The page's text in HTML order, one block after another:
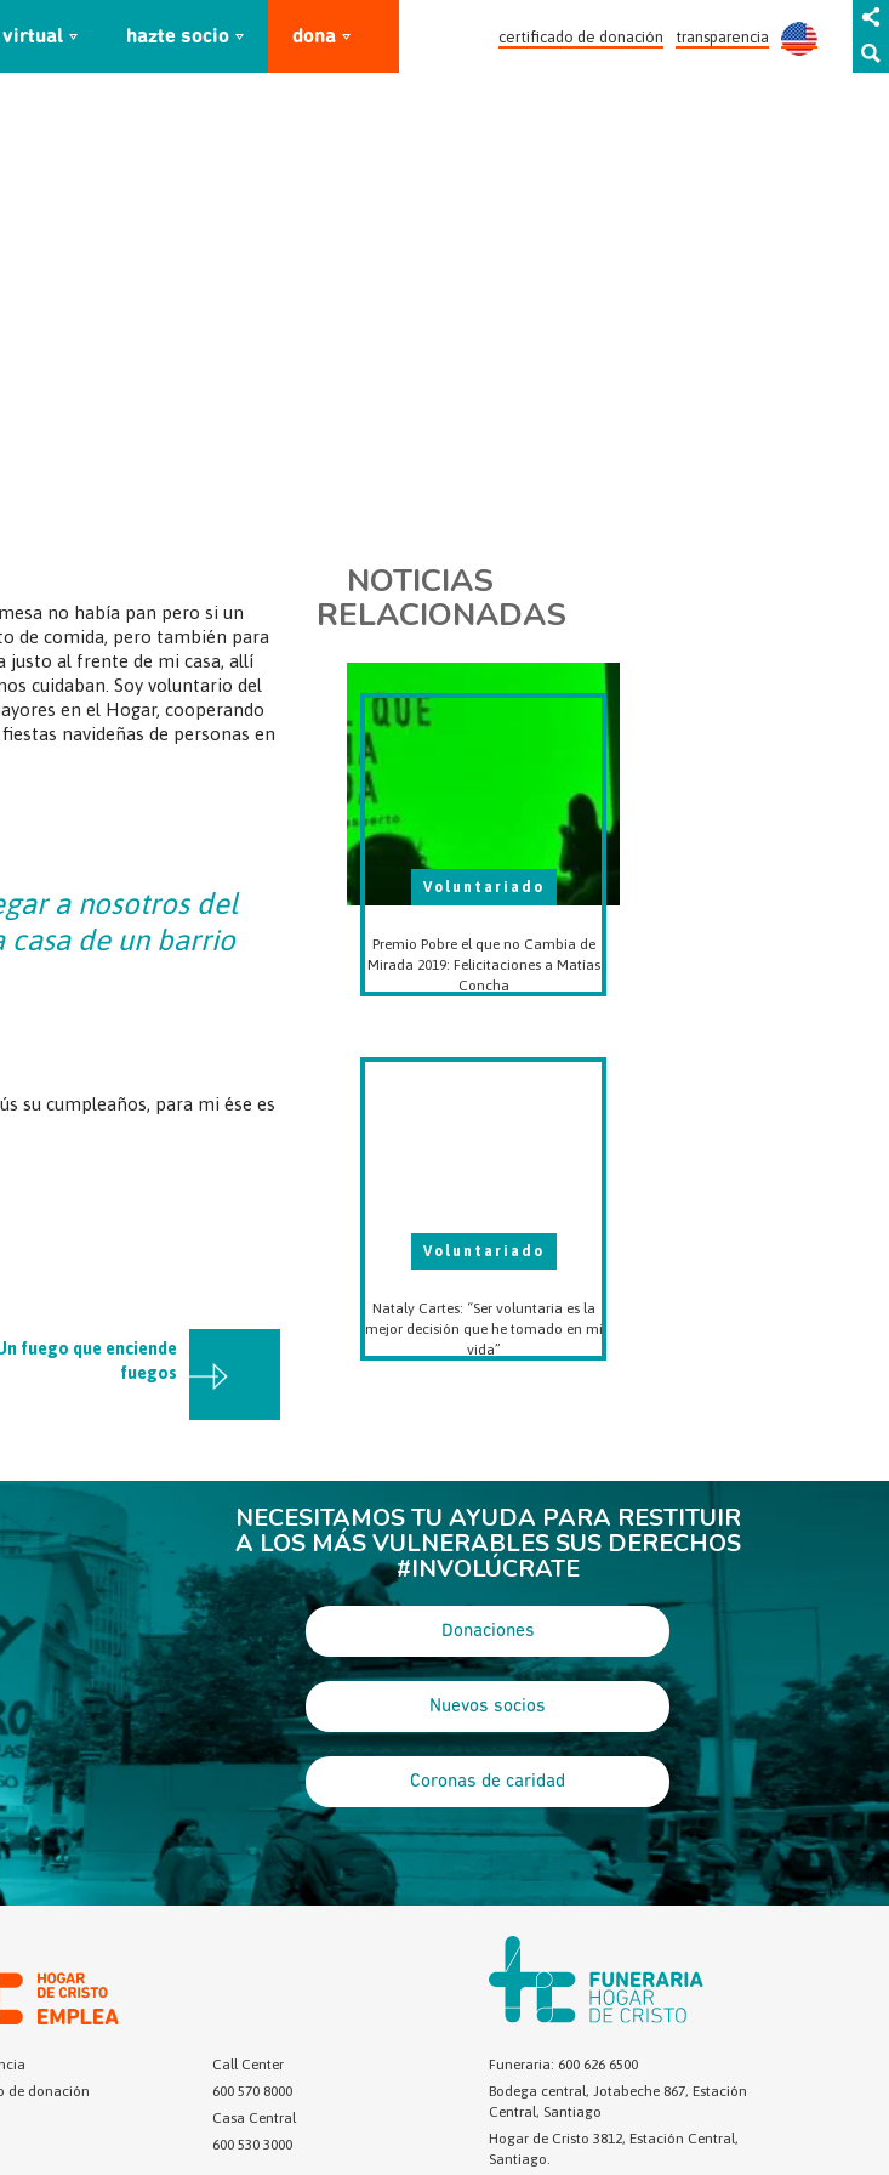
virtual hazte socio dona transparencia
certificado de donación
no había pan pero si un
de comida, pero también para
justo al frente de mi casa, allí
cuidaban. Soy voluntario del
en el Hogar, cooperando
navideñas de personas en
a nosotros del
casa de un barrio
su cumpleaños, para mi ése es
fuego que enciende
fuegos
NOTICIAS
RELACIONADAS
Premio Pobre el que no Cambia de
Mirada 2019: Felicitaciones a Matías
Concha
Voluntariado
Nataly Cartes: “Ser voluntaria es la
mejor decisión que he tomado en mi
vida”
Voluntariado
NECESITAMOS TU AYUDA PARA RESTITUIR
A LOS MÁS VULNERABLES SUS DERECHOS
#INVOLÚCRATE
Donaciones
Nuevos socios
Coronas de caridad
de donación
Call Center
600 570 8000
Casa Central
600 530 3000
Funeraria: 600 626 6500
Bodega central, Jotabeche 867, Estación
Central, Santiago
Hogar de Cristo 3812, Estación Central,
Santiago.